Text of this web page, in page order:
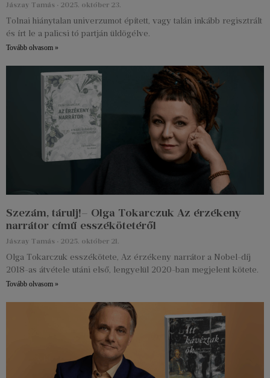
Jászay Tamás 2025. október 23.
Tolnai hiánytalan univerzumot épített, vagy talán inkább regisztrált
és írt le a palicsi tó partján üldögélve.
Tovább olvasom »
Szezám, tárulj!– Olga Tokarczuk Az érzékeny
narrátor című esszékötetéről
Jászay Tamás 2025. október 21.
Olga Tokarczuk esszékötete, Az érzékeny narrátor a Nobel-díj
2018-as átvétele utáni első, lengyelül 2020-ban megjelent kötete.
Tovább olvasom »